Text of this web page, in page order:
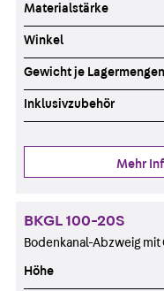
Materialstärke
Winkel
Gewicht je
Inklusivzubehör
Mehr
BKGL 100-20S
Bodenkanal-Abzweig
Höhe